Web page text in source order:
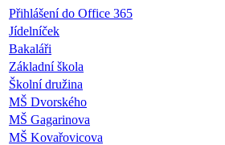
Přihlášení do Office 365
Jídelníček
Bakaláři
Základní škola
Školní družina
MŠ Dvorského
MŠ Gagarinova
MŠ Kovařovicova